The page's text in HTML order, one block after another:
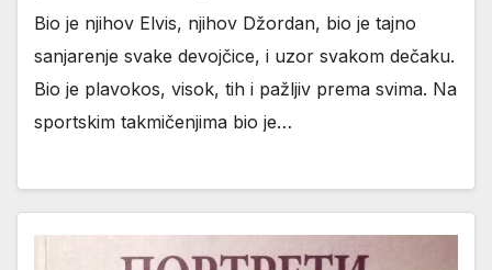
Bio je njihov Elvis, njihov Džordan, bio je tajno
sanjarenje svake devojčice, i uzor svakom dečaku.
Bio je plavokos, visok, tih i pažljiv prema svima. Na
sportskim takmičenjima bio je…